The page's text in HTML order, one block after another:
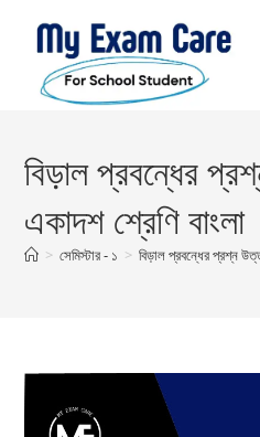
content
বিড়াল প্রবন্ধের
একাদশ শ্রেণি বাংলা
> সেমিস্টার - ১ > বিড়াল প্রবন্ধের প্রশ্ন